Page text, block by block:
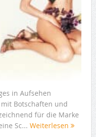
in Aufsehen
Botschaften und
für die Marke
Sc... Weiterlesen